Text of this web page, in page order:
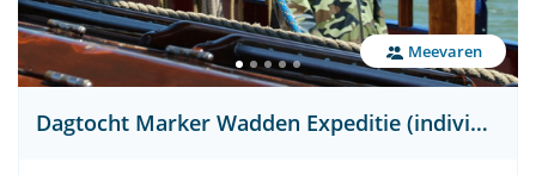
Meevaren
Dagtocht Marker Wadden Expeditie (individueel)